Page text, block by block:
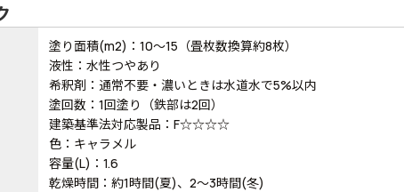
塗り面積(m2)：10～15（畳枚数換算約8枚）
液性：水性つやあり
希釈剤：通常不要・濃いときは水道水で5%以内
塗回数：1回塗り（鉄部は2回）
建築基準法対応製品：F☆☆☆☆
色：キャラメル
容量(L)：1.6
乾燥時間：約1時間(夏)、2～3時間(冬)